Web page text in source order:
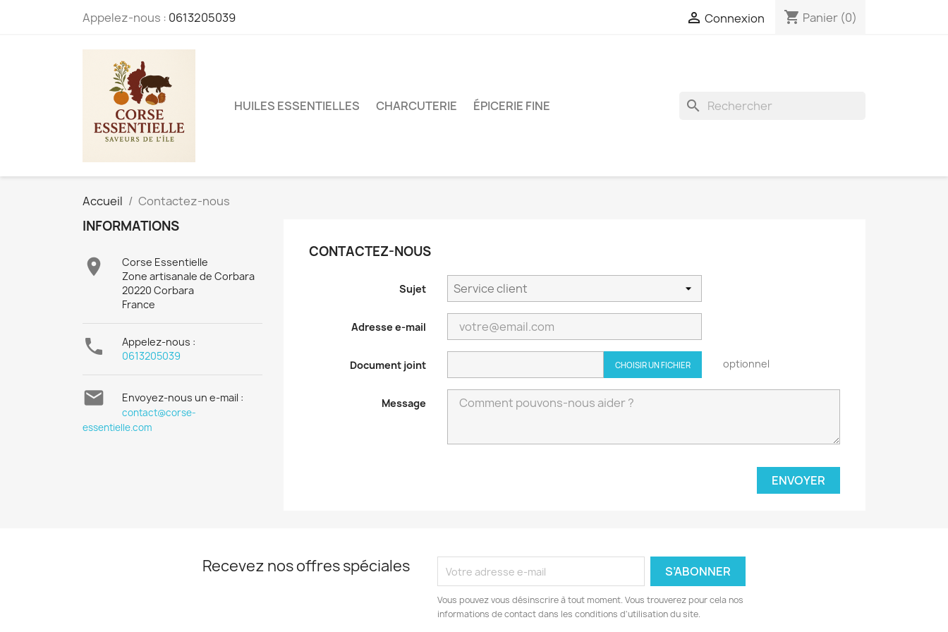
Appelez-nous : 0613205039  Connexion shopping_cart Panier (0)
HUILES ESSENTIELLES CHARCUTERIE ÉPICERIE FINE search
Accueil Contactez-nous
INFORMATIONS

Corse Essentielle
Zone artisanale de Corbara
20220 Corbara
France

Appelez-nous :
0613205039
 Envoyez-nous un e-mail :
contact@corse-
essentielle.com
CONTACTEZ-NOUS
Sujet
Adresse e-mail
Document joint CHOISIR UN FICHIER optionnel
Message
Recevez nos offres spéciales
Vous pouvez vous désinscrire à tout moment. Vous trouverez pour cela nos
informations de contact dans les conditions d'utilisation du site.